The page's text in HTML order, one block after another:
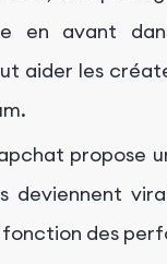
en avant
aider les
propose
deviennent
des